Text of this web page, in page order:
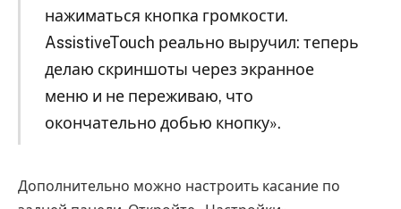
нажиматься кнопка громкости.
AssistiveTouch реально выручил: теперь
делаю скриншоты через экранное
меню и не переживаю, что
окончательно добью кнопку».
Дополнительно можно настроить касание по